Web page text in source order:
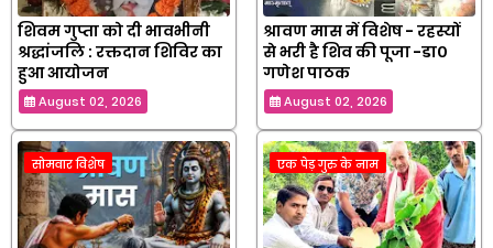
शिवम गुप्ता को दी भावभीनी
श्रद्धांजलि : रक्तदान शिविर का
हुआ आयोजन
August 02, 2026
श्रावण मास में विशेष - रहस्यों
से भरी है शिव की पूजा -डा०
गणेश पाठक
August 02, 2026
सोमवार विशेष एक पेड़ गुरु के नाम